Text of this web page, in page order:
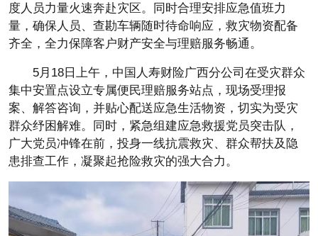
度人员力量火速奔赴灾区。同时合理安排应急值班力
量，确保人员、查勘车辆随时待命响应，救灾物资配备
齐全，全力保障客户财产安全与理赔服务畅通。
5月18日上午，中国人寿财险广西分公司在受灾群众
集中安置点设立专属便民理赔服务站点，现场受理报
案、解答咨询，并贴心配送应急生活物资，切实为受灾
群众纾困解难。同时，紧急组建应急救援党员突击队，
广大党员冲锋在前，投身一线抗震救灾、群众帮扶及隐
患排查工作，凝聚起抢险救灾的强大合力。